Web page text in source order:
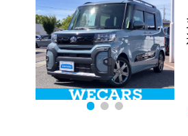
企業情報
0120-
年式 新し
走行距
離
少な
排気量 大き